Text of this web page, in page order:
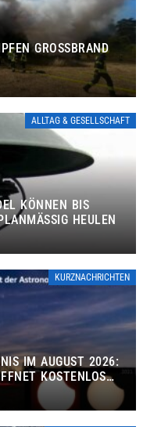
GROSSBRAND B
ALLTAG & GESELLSCHAFT
KÖNNEN BIS
HEULEN
KURZNACHRICHTEN
IM AUGUST 2026:
KOSTENLOS